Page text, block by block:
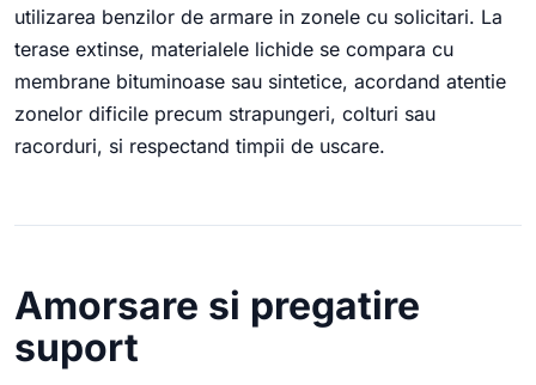
utilizarea benzilor de armare in zonele cu solicitari. La
terase extinse, materialele lichide se compara cu
membrane bituminoase sau sintetice, acordand atentie
zonelor dificile precum strapungeri, colturi sau
racorduri, si respectand timpii de uscare.
Amorsare si pregatire
suport